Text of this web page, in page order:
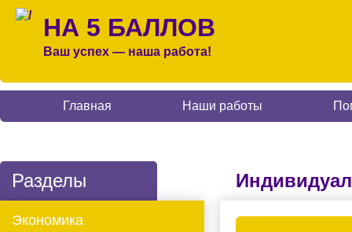
НА 5 БАЛЛОВ
Ваш успех — наша работа!
Главная Наши работы
Разделы
Экономика